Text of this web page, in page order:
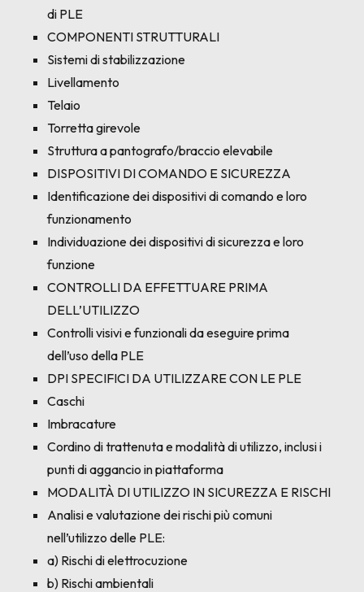
di PLE
COMPONENTI STRUTTURALI
Sistemi di stabilizzazione
Livellamento
Telaio
Torretta girevole
Struttura a pantografo/braccio elevabile
DISPOSITIVI DI COMANDO E SICUREZZA
Identificazione dei dispositivi di comando e loro
funzionamento
Individuazione dei dispositivi di sicurezza e loro
funzione
CONTROLLI DA EFFETTUARE PRIMA
DELL’UTILIZZO
Controlli visivi e funzionali da eseguire prima
dell’uso della PLE
DPI SPECIFICI DA UTILIZZARE CON LE PLE
Caschi
Imbracature
Cordino di trattenuta e modalità di utilizzo, inclusi i
punti di aggancio in piattaforma
MODALITÀ DI UTILIZZO IN SICUREZZA E RISCHI
Analisi e valutazione dei rischi più comuni
nell’utilizzo delle PLE:
a) Rischi di elettrocuzione
b) Rischi ambientali